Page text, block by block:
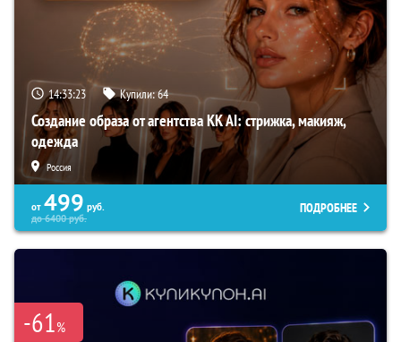
14:33:22 Купили:64
Создание образа от агентства KK AI: стрижка, макияж,
одежда
Россия
от 499 руб.
до6400руб.
ПОДРОБНЕЕ
-61%